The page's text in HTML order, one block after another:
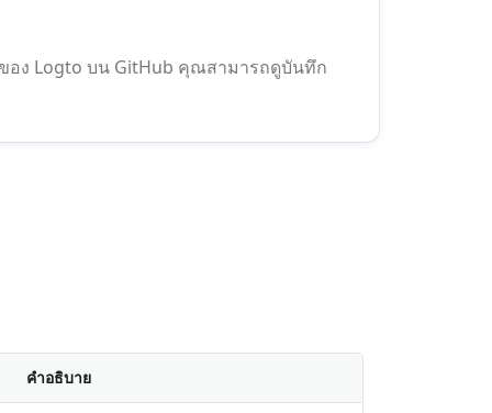
อง Logto บน GitHub คุณสามารถดูบันทึก
คำอธิบาย